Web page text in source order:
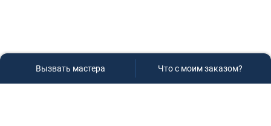
Вызвать мастера Что с моим заказом?